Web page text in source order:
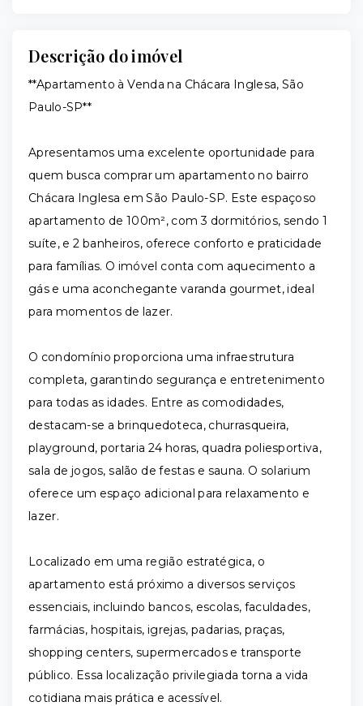
Descrição do imóvel
**Apartamento à Venda na Chácara Inglesa, São
Paulo-SP**
Apresentamos uma excelente oportunidade para
quem busca comprar um apartamento no bairro
Chácara Inglesa em São Paulo-SP. Este espaçoso
apartamento de 100m², com 3 dormitórios, sendo 1
suíte, e 2 banheiros, oferece conforto e praticidade
para famílias. O imóvel conta com aquecimento a
gás e uma aconchegante varanda gourmet, ideal
para momentos de lazer.
O condomínio proporciona uma infraestrutura
completa, garantindo segurança e entretenimento
para todas as idades. Entre as comodidades,
destacam-se a brinquedoteca, churrasqueira,
playground, portaria 24 horas, quadra poliesportiva,
sala de jogos, salão de festas e sauna. O solarium
oferece um espaço adicional para relaxamento e
lazer.
Localizado em uma região estratégica, o
apartamento está próximo a diversos serviços
essenciais, incluindo bancos, escolas, faculdades,
farmácias, hospitais, igrejas, padarias, praças,
shopping centers, supermercados e transporte
público. Essa localização privilegiada torna a vida
cotidiana mais prática e acessível.